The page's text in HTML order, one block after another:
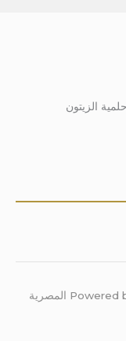
الزيتون
Copyright © 2026 المصرية ليموزين | Powered by المصرية